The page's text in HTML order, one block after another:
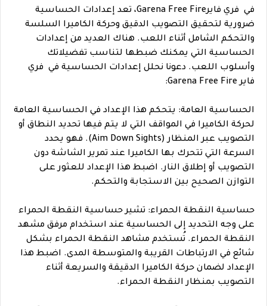
في فري فايرGarena Free Fire، تعد إعدادات الحساسية
ضرورية لتحقيق التصويب الدقيق وحركة الكاميرا السلسة
والتحكم الشامل أثناء اللعب. هناك العديد من إعدادات
الحساسية التي يمكنك ضبطها لتناسب تفضيلاتك
وأسلوب اللعب. دعونا نحلل إعدادات الحساسية في فري
فاير Garena Free Fire:
الحساسية العامة: يتحكم هذا الإعداد في الحساسية العامة
لحركة الكاميرا في المواقف التي لا يتم فيها تحديد النطاق أو
التصويب عبر المنظار (Aim Down Sights). فهو يحدد
السرعة التي تتحرك بها الكاميرا عند تمرير الشاشة دون
التصويب أو إطلاق النار. اضبط هذا الإعداد للعثور على
التوازن الصحيح بين الاستجابة والتحكم.
حساسية النقطة الحمراء: تشير حساسية النقطة الحمراء
على وجه التحديد إلى الحساسية عند استخدام مرفق مشهد
النقطة الحمراء. تُستخدم مشاهد النقطة الحمراء بشكل
شائع في الارتباطات القريبة والمتوسطة المدى. اضبط هذا
الإعداد لضمان حركة الكاميرا الدقيقة والسريعة أثناء
التصويب بمنظار النقطة الحمراء.